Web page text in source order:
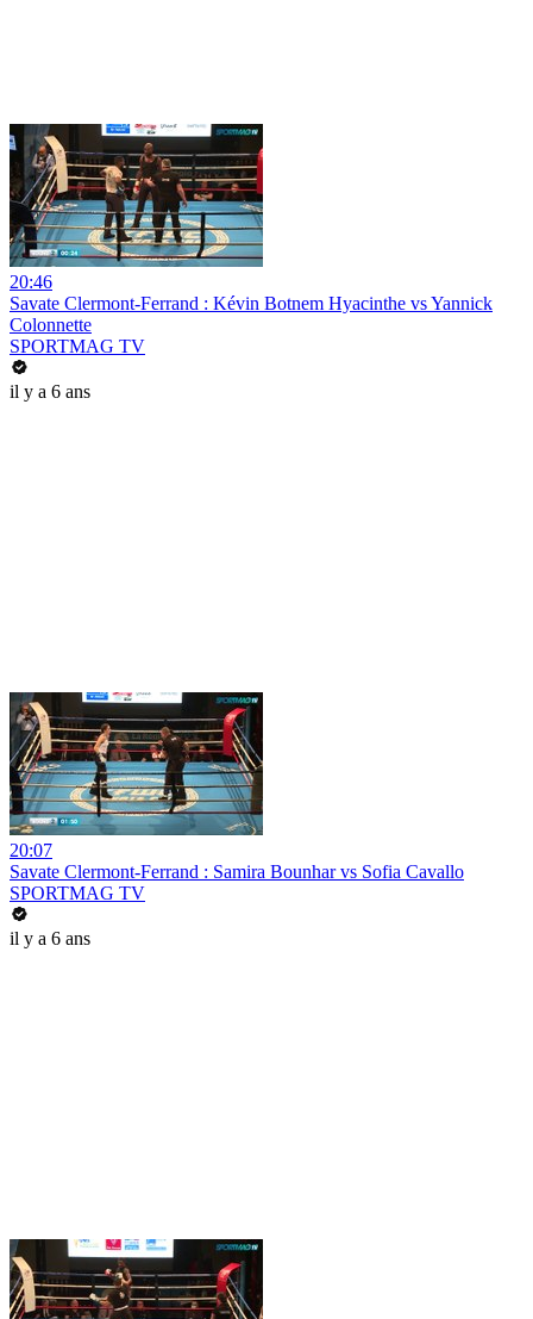
20:46
Savate Clermont-Ferrand : Kévin Botnem Hyacinthe vs Yannick
Colonnette
SPORTMAG TV
il y a 6 ans
20:07
Savate Clermont-Ferrand : Samira Bounhar vs Sofia Cavallo
SPORTMAG TV
il y a 6 ans